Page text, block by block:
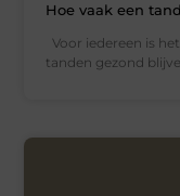
Hoe vaak een
Voor iedereen is
tanden gezond